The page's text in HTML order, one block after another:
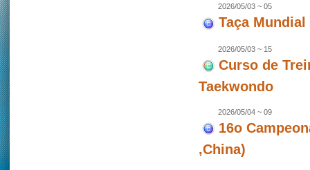
2026/05/03 ~ 05
Taça
2026/05/03 ~ 15
Curso de
Taekwondo
2026/05/04 ~ 09
16o
,China)